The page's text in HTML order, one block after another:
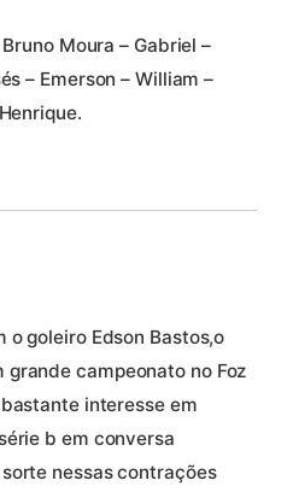
Moura – Gabriel –
– Emerson – William –
o goleiro Edson Bastos,o
campeonato no Foz
interesse em
b em conversa
nessas contrações